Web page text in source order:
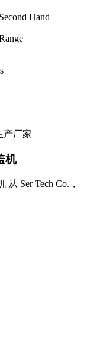
Hand
机
Ser Tech Co.，